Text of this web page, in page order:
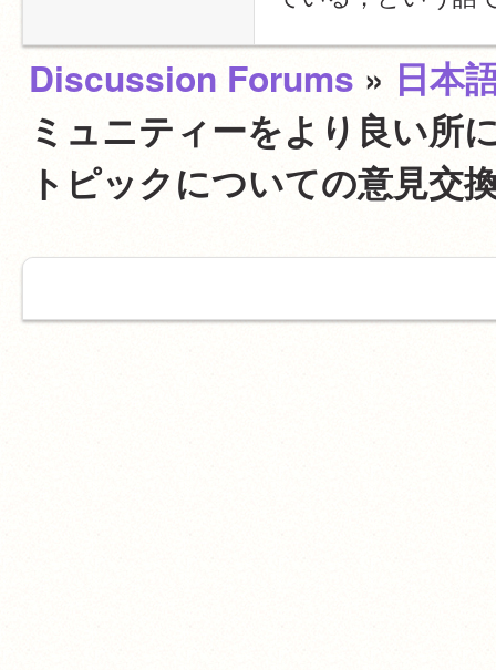
Discussion Forums » 日本
ミュニティーをより良い所
トピックについての意見交